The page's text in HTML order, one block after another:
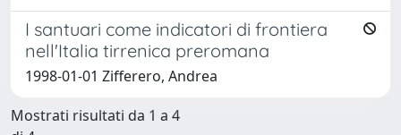
I santuari come indicatori di frontiera
nell'Italia tirrenica preromana
1998-01-01 Zifferero, Andrea
Mostrati risultati da 1 a 4